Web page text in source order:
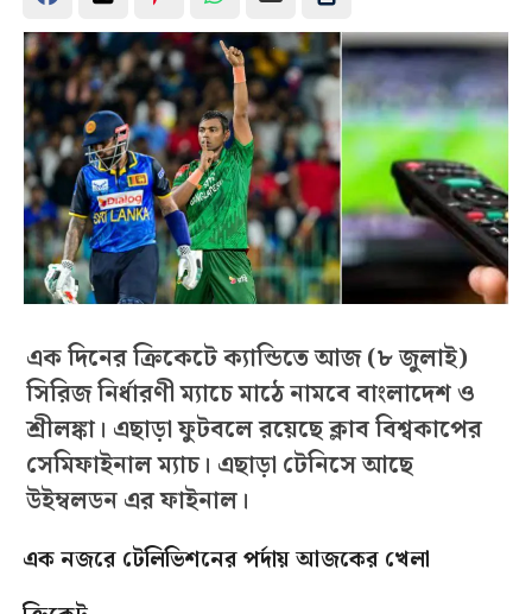
এক দিনের ক্রিকেটে ক্যান্ডিতে আজ (৮ জুলাই)
সিরিজ নির্ধারণী ম্যাচে মাঠে নামবে বাংলাদেশ ও
শ্রীলঙ্কা। এছাড়া ফুটবলে রয়েছে ক্লাব বিশ্বকাপের
সেমিফাইনাল ম্যাচ। এছাড়া টেনিসে আছে
উইম্বলডন এর ফাইনাল।
এক নজরে টেলিভিশনের পর্দায় আজকের খেলা